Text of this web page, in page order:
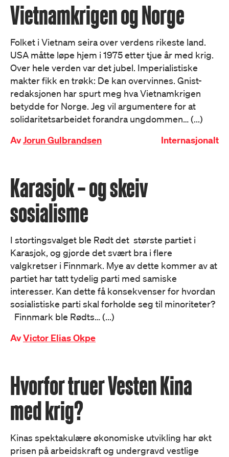
Vietnamkrigen og Norge
Folket i Vietnam seira over verdens rikeste land.
USA måtte løpe hjem i 1975 etter tjue år med krig.
Over hele verden var det jubel. Imperialistiske
makter fikk en trøkk: De kan overvinnes. Gnist-
redaksjonen har spurt meg hva Vietnamkrigen
betydde for Norge. Jeg vil argumentere for at
solidaritetsarbeidet forandra ungdommen… (...)
AvJorun Gulbrandsen Internasjonalt
Karasjok – og skeiv
sosialisme
I stortingsvalget ble Rødt det største partiet i
Karasjok, og gjorde det svært bra i flere
valgkretser i Finnmark. Mye av dette kommer av at
partiet har tatt tydelig parti med samiske
interesser. Kan dette få konsekvenser for hvordan
sosialistiske parti skal forholde seg til minoriteter?
Finnmark ble Rødts… (...)
AvVictor Elias Okpe
Hvorfor truer Vesten Kina
med krig?
Kinas spektakulære økonomiske utvikling har økt
prisen på arbeidskraft og undergravd vestlige